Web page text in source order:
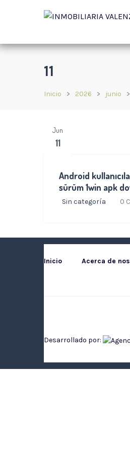
11
Inicio 2026 junio
Jun
11
Android
sürüm 1win apk
Sin categoría 0
Inicio Acerca de
Desarrollado por: